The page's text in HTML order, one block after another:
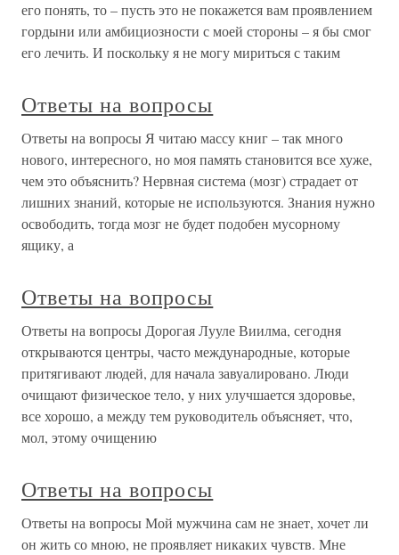
его понять, то – пусть это не покажется вам проявлением
гордыни или амбициозности с моей стороны – я бы смог
его лечить. И поскольку я не могу мириться с таким
Ответы на вопросы
Ответы на вопросы Я читаю массу книг – так много
нового, интересного, но моя память становится все хуже,
чем это объяснить? Нервная система (мозг) страдает от
лишних знаний, которые не используются. Знания нужно
освободить, тогда мозг не будет подобен мусорному
ящику, а
Ответы на вопросы
Ответы на вопросы Дорогая Лууле Виилма, сегодня
открываются центры, часто международные, которые
притягивают людей, для начала завуалировано. Люди
очищают физическое тело, у них улучшается здоровье,
все хорошо, а между тем руководитель объясняет, что,
мол, этому очищению
Ответы на вопросы
Ответы на вопросы Мой мужчина сам не знает, хочет ли
он жить со мною, не проявляет никаких чувств. Мне